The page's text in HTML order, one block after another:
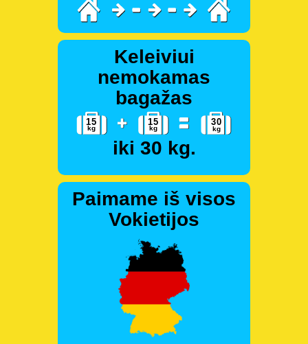
Keleiviui
nemokamas
bagažas
iki 30 kg.
Paimame iš visos
Vokietijos